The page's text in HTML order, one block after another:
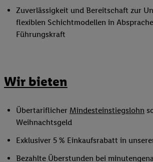
Zuverlässigkeit und Bereitschaft zur
flexiblen Schichtmodellen in
Führungskraft
Wir bieten
Übertariflicher Mindesteinstiegslohn
Weihnachtsgeld
Exklusiver 5 % Einkaufsrabatt in
Bezahlte Überstunden bei